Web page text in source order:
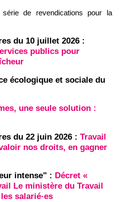
de revendications pour la
du 10 juillet 2026 :
publics pour
écologique et sociale du
une seule solution :
du 22 juin 2026 : Travail
nos droits, en gagner
intense" : Décret «
Le ministère du Travail
salarié·es